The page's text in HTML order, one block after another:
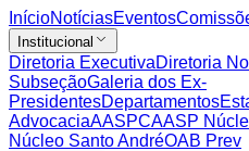
InícioNotíciasEventos
Institucional
Diretoria ExecutivaDiretoria
SubseçãoGaleria dos Ex-
PresidentesDepartamentos
AdvocaciaAASPCAASP
Núcleo Santo AndréOAB Prev